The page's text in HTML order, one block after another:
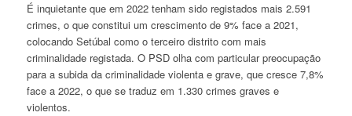
É inquietante que em 2022 tenham sido registados mais 2.591
crimes, o que constitui um crescimento de 9% face a 2021,
colocando Setúbal como o terceiro distrito com mais
criminalidade registada. O PSD olha com particular preocupação
para a subida da criminalidade violenta e grave, que cresce 7,8%
face a 2022, o que se traduz em 1.330 crimes graves e
violentos.